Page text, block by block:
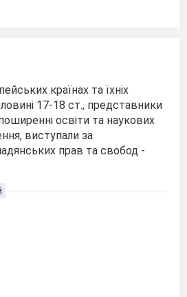
країнах та їхніх
17-18 ст., представники
освіти та наукових
виступали за
прав та свобод -